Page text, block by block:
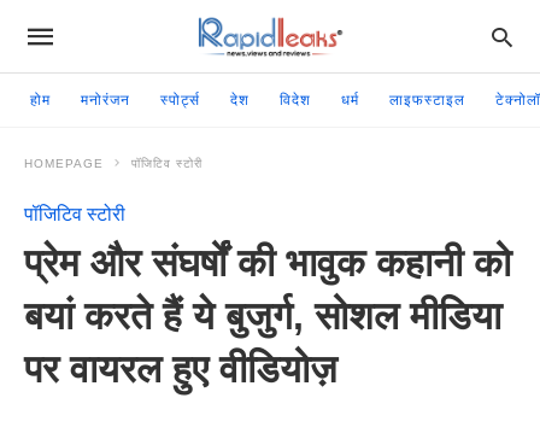
होम मनोरंजन स्पोर्ट्स देश विदेश धर्म लाइफस्टाइल
HOMEPAGE पॉजिटिव स्टोरी
पॉजिटिव स्टोरी
प्रेम और संघर्षों की भावुक कहानी को
बयां करते हैं ये बुजुर्ग, सोशल मीडिया
पर वायरल हुए वीडियोज़